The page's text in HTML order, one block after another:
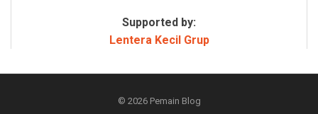
Supported by:
Lentera Kecil Grup
© 2026 Pemain Blog